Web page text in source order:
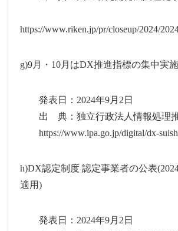
https://www.riken.jp/pr/closeup/2024/
g)9月・10月はDX推進指標の集中実
発表日：2024年9月2日
出 典：独立行政法人情報処理
https://www.ipa.go.jp/digital/dx-
h)DX認定制度 認定事業者の公表
適用)
発表日：2024年9月2日